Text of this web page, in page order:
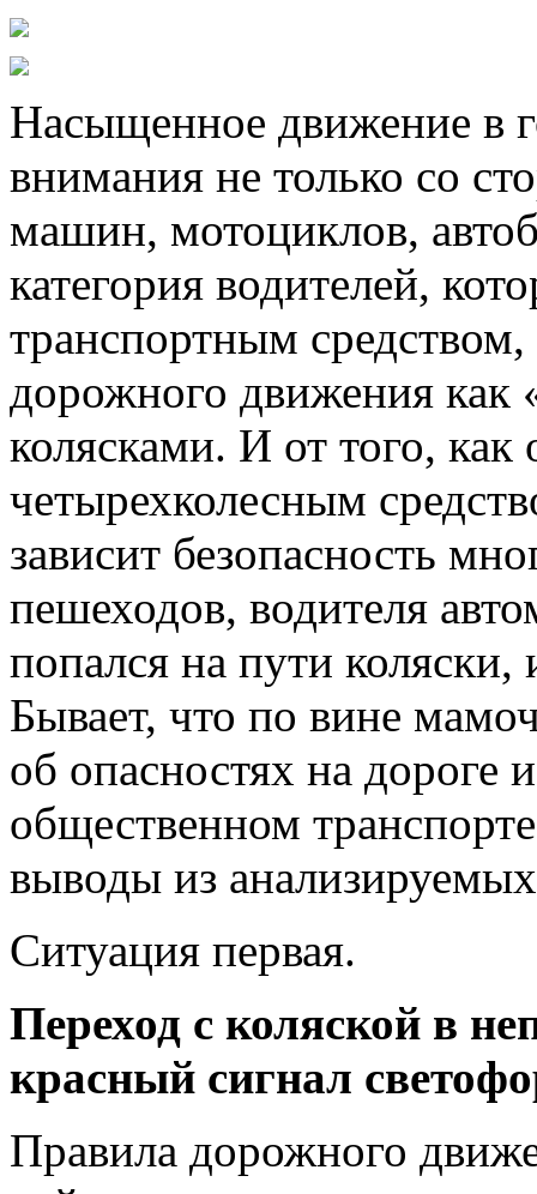
Насыщенное движение в
внимания не только со
машин, мотоциклов,
категория водителей,
транспортным
дорожного движения
колясками. И от того, как
четырехколесным
зависит безопасность
пешеходов, водителя
попался на пути коляски,
Бывает, что по вине
об опасностях на дороге
общественном
выводы из
Ситуация первая.
Переход с коляской в
красный сигнал
Правила дорожного